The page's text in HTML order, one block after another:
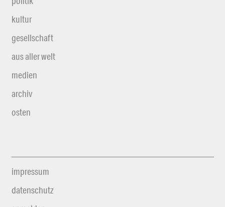
kultur
gesellschaft
aus aller welt
medien
archiv
osten
impressum
datenschutz